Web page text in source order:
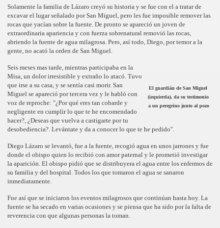
Solamente la familia de Lázaro creyó su historia y se fue con el a tratar de
excavar el lugar señalado por San Miguel, pero les fue imposible remover las
rocas que yacían sobre la fuente. De pronto se apareció un joven de
extraordinaria apariencia y con fuerza sobrenatural removió las rocas,
abriendo la fuente de agua milagrosa. Pero, así todo, Diego, por temor a la
gente, no acató la orden de San Miguel.
El guardián de San Miguel
(izquierda), da su testimonio
a un peregrino junto al pozo
Seis meses mas tarde, mientras participaba en la
Misa, un dolor irresistible y extraño lo atacó. Tuvo
que irse a su casa, y se sentía casi morir. San
Miguel se apareció por tercera vez y le habló con
voz de reproche: "¿Por qué eres tan cobarde y
negligente en cumplir lo que te he encomendado
hacer?, ¿Deseas que vuelva a castigarte por tu
desobediencia?. Levántate y da a conocer lo que te he pedido".
Diego Lázaro se levantó, fue a la fuente, recogió agua en unos jarrones y fue
donde el obispo quien lo recibió con amor paternal y le prometió investigar
la aparición. El obispo pidió que se distribuyera el agua entre los enfermos de
su familia y del hospital. Todos los que tomaron el agua se sanaron
inmediatamente.
Fue así que se iniciaron los eventos milagrosos que continúan hasta hoy. La
fuente se ha secado en varias ocasiones y se piensa que ha sido por la falta de
reverencia con que algunas personas la toman.